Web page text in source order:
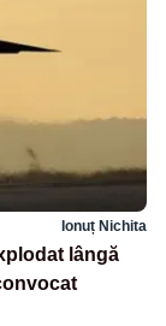
Ionuț Nichita
lângă